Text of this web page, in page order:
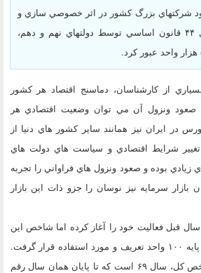
شركتهاي بزرگ كشور در اثر خصوصي سازي و
اجراي سياست هاي اصل ۴۴ قانون اساسي توسط دولتهاي نهم و دهم،
از كارشناسان، دماسنج اقتصاد هر كشور
ونزول آن مي توان وضعيت اقتصادي هر
در ايران نيز همانند ساير كشور هاي دنيا از
تغيير شرايط اقتصادي و سياست هاي دولت هاي
بوده و صعود ونزول هاي فراواني را تجربه
بازار سرمايه نيز نوسان را جزو ذات اين بازار
چند بورس تهران از ۴۶ سال قبل فعاليت خود را آغاز كرده اما شاخص اين
بازار در سال ۱۳۶۹ بر روي پايه ۱۰۰ واحد تعريف و مورد استفاده قرار گرفت.
سال پايه براي محاسبه شاخص كل، سال ۶۹ است كه تا پايان همان سال رقم